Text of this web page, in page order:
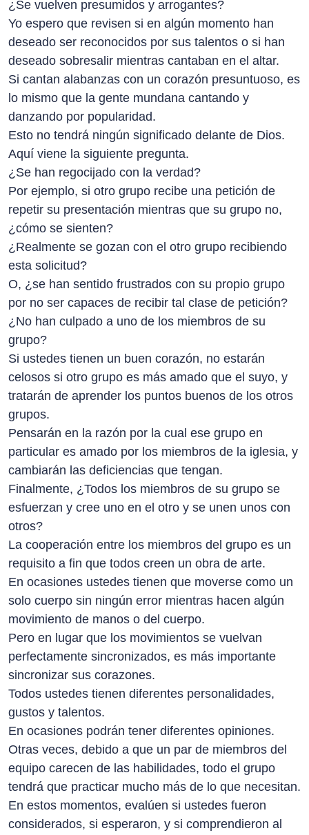
¿Se vuelven presumidos y arrogantes?
Yo espero que revisen si en algún momento han
deseado ser reconocidos por sus talentos o si han
deseado sobresalir mientras cantaban en el altar.
Si cantan alabanzas con un corazón presuntuoso, es
lo mismo que la gente mundana cantando y
danzando por popularidad.
Esto no tendrá ningún significado delante de Dios.
Aquí viene la siguiente pregunta.
¿Se han regocijado con la verdad?
Por ejemplo, si otro grupo recibe una petición de
repetir su presentación mientras que su grupo no,
¿cómo se sienten?
¿Realmente se gozan con el otro grupo recibiendo
esta solicitud?
O, ¿se han sentido frustrados con su propio grupo
por no ser capaces de recibir tal clase de petición?
¿No han culpado a uno de los miembros de su
grupo?
Si ustedes tienen un buen corazón, no estarán
celosos si otro grupo es más amado que el suyo, y
tratarán de aprender los puntos buenos de los otros
grupos.
Pensarán en la razón por la cual ese grupo en
particular es amado por los miembros de la iglesia, y
cambiarán las deficiencias que tengan.
Finalmente, ¿Todos los miembros de su grupo se
esfuerzan y cree uno en el otro y se unen unos con
otros?
La cooperación entre los miembros del grupo es un
requisito a fin que todos creen un obra de arte.
En ocasiones ustedes tienen que moverse como un
solo cuerpo sin ningún error mientras hacen algún
movimiento de manos o del cuerpo.
Pero en lugar que los movimientos se vuelvan
perfectamente sincronizados, es más importante
sincronizar sus corazones.
Todos ustedes tienen diferentes personalidades,
gustos y talentos.
En ocasiones podrán tener diferentes opiniones.
Otras veces, debido a que un par de miembros del
equipo carecen de las habilidades, todo el grupo
tendrá que practicar mucho más de lo que necesitan.
En estos momentos, evalúen si ustedes fueron
considerados, si esperaron, y si comprendieron al